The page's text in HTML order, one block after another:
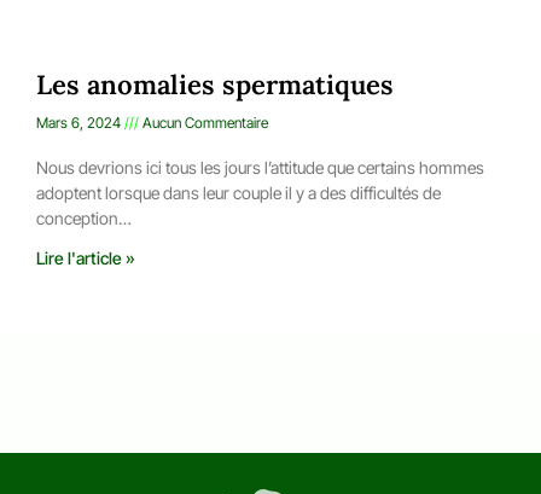
Les anomalies spermatiques
Mars 6, 2024 Aucun Commentaire
Nous devrions ici tous les jours l’attitude que certains hommes
adoptent lorsque dans leur couple il y a des difficultés de
conception…
Lire l'article »